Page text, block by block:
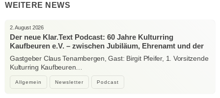
WEITERE NEWS
Allgemein Newsletter Podcast
2. August 2026
Der neue Klar.Text Podcast: 60 Jahre Kulturring
Kaufbeuren e.V. – zwischen Jubiläum, Ehrenamt und der
Kraft der Kultur
Gastgeber Claus Tenambergen, Gast: Birgit Pfeifer, 1. Vorsitzende
Kulturring Kaufbeuren…